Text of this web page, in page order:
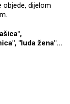
dijelom
"luda žena"...